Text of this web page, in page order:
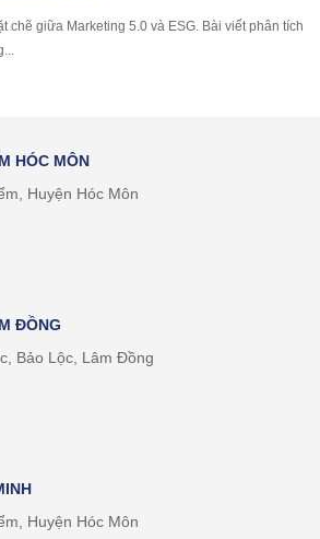
chẽ giữa Marketing 5.0 và ESG. Bài viết phân tích
HÓC MÔN
Huyện Hóc Môn
ĐỒNG
Bảo Lộc, Lâm Đồng
Huyện Hóc Môn